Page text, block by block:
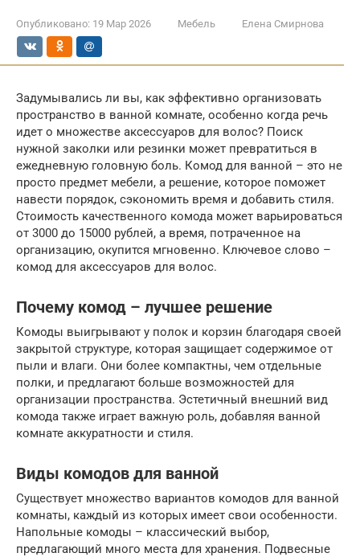
Опубликовано: 19 Мар 2026 Мебель Елена Смирнова
Задумывались ли вы, как эффективно организовать
пространство в ванной комнате, особенно когда речь
идет о множестве аксессуаров для волос? Поиск
нужной заколки или резинки может превратиться в
ежедневную головную боль. Комод для ванной – это не
просто предмет мебели, а решение, которое поможет
навести порядок, сэкономить время и добавить стиля.
Стоимость качественного комода может варьироваться
от 3000 до 15000 рублей, а время, потраченное на
организацию, окупится мгновенно. Ключевое слово –
комод для аксессуаров для волос.
Почему комод – лучшее решение
Комоды выигрывают у полок и корзин благодаря своей
закрытой структуре, которая защищает содержимое от
пыли и влаги. Они более компактны, чем отдельные
полки, и предлагают больше возможностей для
организации пространства. Эстетичный внешний вид
комода также играет важную роль, добавляя ванной
комнате аккуратности и стиля.
Виды комодов для ванной
Существует множество вариантов комодов для ванной
комнаты, каждый из которых имеет свои особенности.
Напольные комоды – классический выбор,
предлагающий много места для хранения. Подвесные